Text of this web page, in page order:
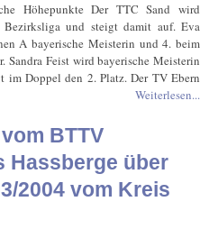
Höhepunkte Der TTC Sand wird
und steigt damit auf. Eva
A bayerische Meisterin und 4. beim
Sandra Feist wird bayerische Meisterin
im Doppel den 2. Platz. Der TV Ebern
Weiterlesen...
BTTV
Hassberge über
2004 vom Kreis